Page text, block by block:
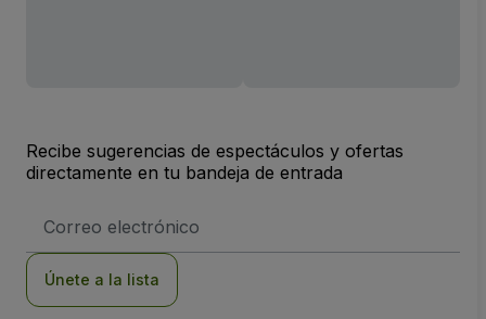
Recibe sugerencias de espectáculos y ofertas
directamente en tu bandeja de entrada
de
Únete a la lista